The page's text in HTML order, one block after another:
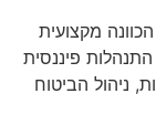
מקצועית
פיננסית
ניהול הביטוח